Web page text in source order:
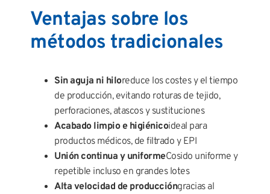
Ventajas sobre los
métodos tradicionales
Sin aguja ni hiloreduce los costes y el tiempo
de producción, evitando roturas de tejido,
perforaciones, atascos y sustituciones
Acabado limpio e higiénicoideal para
productos médicos, de filtrado y EPI
Unión continua y uniformeCosido uniforme y
repetible incluso en grandes lotes
Alta velocidad de produccióngracias al